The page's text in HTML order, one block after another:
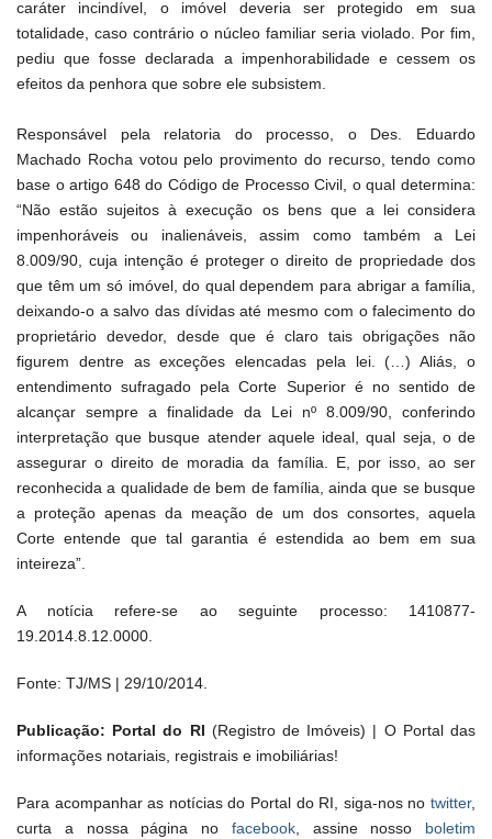
caráter incindível, o imóvel deveria ser protegido em sua
totalidade, caso contrário o núcleo familiar seria violado. Por fim,
pediu que fosse declarada a impenhorabilidade e cessem os
efeitos da penhora que sobre ele subsistem.
Responsável pela relatoria do processo, o Des. Eduardo
Machado Rocha votou pelo provimento do recurso, tendo como
base o artigo 648 do Código de Processo Civil, o qual determina:
“Não estão sujeitos à execução os bens que a lei considera
impenhoráveis ou inalienáveis, assim como também a Lei
8.009/90, cuja intenção é proteger o direito de propriedade dos
que têm um só imóvel, do qual dependem para abrigar a família,
deixando-o a salvo das dívidas até mesmo com o falecimento do
proprietário devedor, desde que é claro tais obrigações não
figurem dentre as exceções elencadas pela lei. (…) Aliás, o
entendimento sufragado pela Corte Superior é no sentido de
alcançar sempre a finalidade da Lei nº 8.009/90, conferindo
interpretação que busque atender aquele ideal, qual seja, o de
assegurar o direito de moradia da família. E, por isso, ao ser
reconhecida a qualidade de bem de família, ainda que se busque
a proteção apenas da meação de um dos consortes, aquela
Corte entende que tal garantia é estendida ao bem em sua
inteireza”.
A notícia refere-se ao seguinte processo: 1410877-
19.2014.8.12.0000.
Fonte: TJ/MS | 29/10/2014.
Publicação: Portal do RI (Registro de Imóveis) | O Portal das
informações notariais, registrais e imobiliárias!
Para acompanhar as notícias do Portal do RI, siga-nos no twitter,
curta a nossa página no facebook, assine nosso boletim